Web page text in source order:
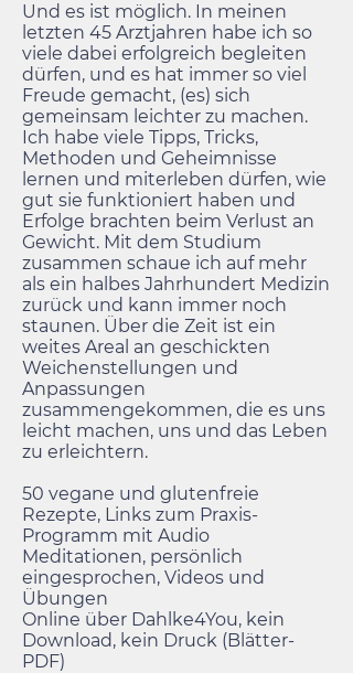
Und es ist möglich. In meinen
letzten 45 Arztjahren habe ich so
viele dabei erfolgreich begleiten
dürfen, und es hat immer so viel
Freude gemacht, (es) sich
gemeinsam leichter zu machen.
Ich habe viele Tipps, Tricks,
Methoden und Geheimnisse
lernen und miterleben dürfen, wie
gut sie funktioniert haben und
Erfolge brachten beim Verlust an
Gewicht. Mit dem Studium
zusammen schaue ich auf mehr
als ein halbes Jahrhundert Medizin
zurück und kann immer noch
staunen. Über die Zeit ist ein
weites Areal an geschickten
Weichenstellungen und
Anpassungen
zusammengekommen, die es uns
leicht machen, uns und das Leben
zu erleichtern.
50 vegane und glutenfreie
Rezepte, Links zum Praxis-
Programm mit Audio
Meditationen, persönlich
eingesprochen, Videos und
Übungen
Online über Dahlke4You, kein
Download, kein Druck (Blätter-
PDF)